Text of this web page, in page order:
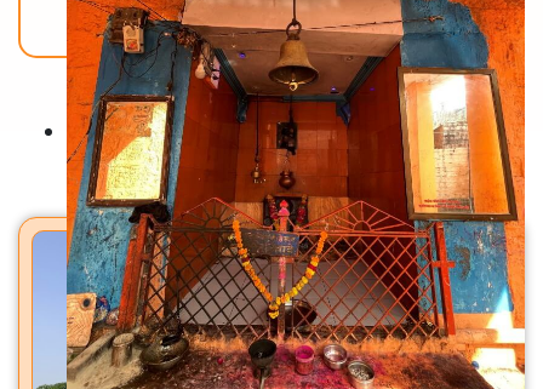
Back To Home
मंदिरे